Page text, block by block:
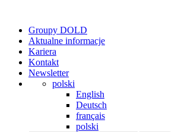
Groupy DOLD
Aktualne informacje
Kariera
Kontakt
Newsletter
polski
English
Deutsch
français
polski